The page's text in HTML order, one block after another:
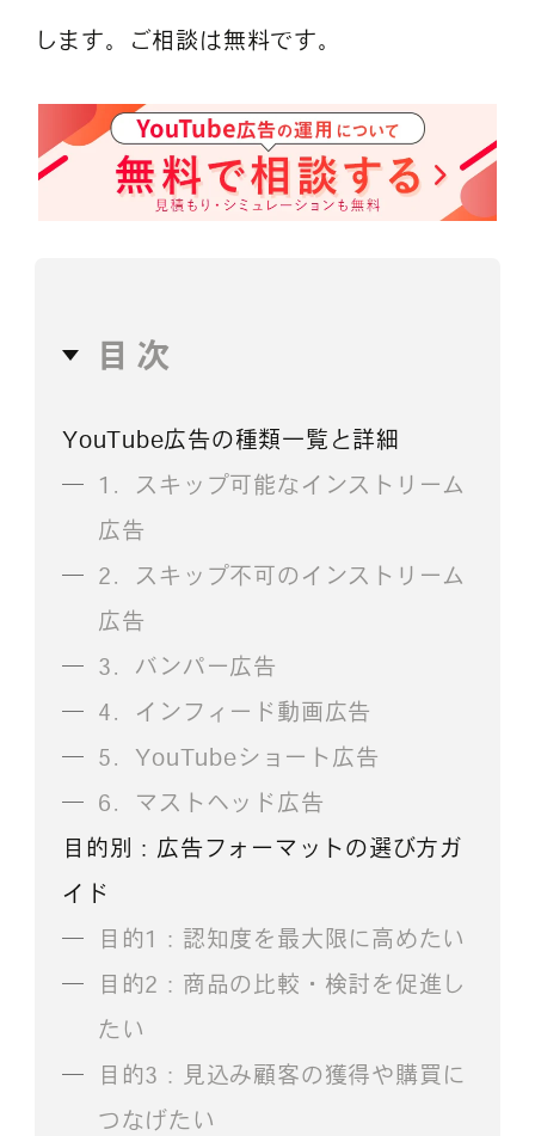
します。ご相談は無料です。
目次
YouTube広告の種類一覧と詳細
1．スキップ可能なインストリーム
広告
2．スキップ不可のインストリーム
広告
3．バンパー広告
4．インフィード動画広告
5．YouTubeショート広告
6．マストヘッド広告
目的別：広告フォーマットの選び方ガ
イド
目的1：認知度を最大限に高めたい
目的2：商品の比較・検討を促進し
たい
目的3：見込み顧客の獲得や購買に
つなげたい